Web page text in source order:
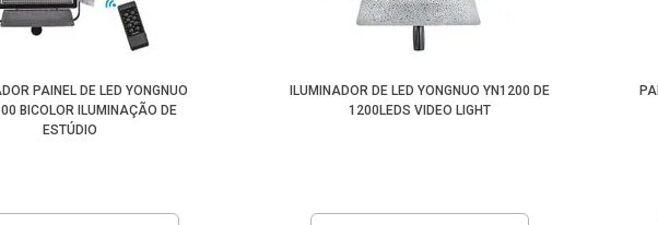
PAINEL DE LED YONGNUO
BICOLOR ILUMINAÇÃO DE
ESTÚDIO
ILUMINADOR DE LED YONGNUO YN1200 DE
1200LEDS VIDEO LIGHT